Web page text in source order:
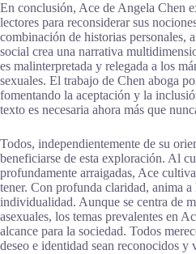
En conclusión, Ace de Angela Chen
lectores para reconsiderar sus
combinación de historias personales,
social crea una narrativa
es malinterpretada y relegada a los
sexuales. El trabajo de Chen aboga
fomentando la aceptación y la
texto es necesaria ahora más que
Todos, independientemente de su
beneficiarse de esta exploración. Al
profundamente arraigadas, Ace
tener. Con profunda claridad, anima a
individualidad. Aunque se centra de
asexuales, los temas prevalentes en
alcance para la sociedad. Todos
deseo e identidad sean reconocidos y